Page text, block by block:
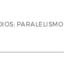
PARALELISMO